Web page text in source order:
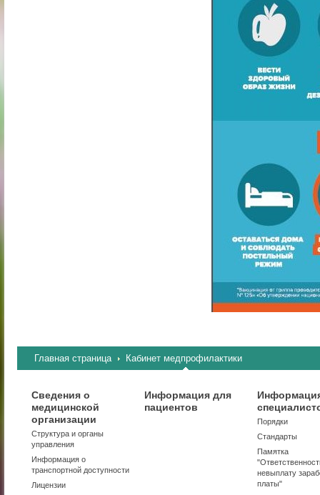
Главная страница Кабинет медпрофилактики
Сведения о
медицинской
организации
Структура и органы
управления
Информация о
транспортной доступности
Лицензии
Информация для
пациентов
Порядки
Стандарты
Памятка
невыплату
платы"